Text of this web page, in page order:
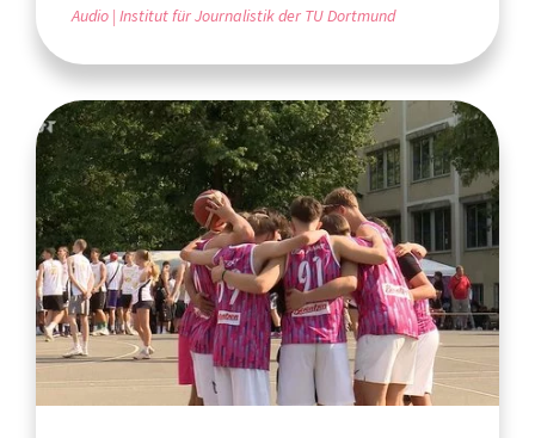
Audio Institut für Journalistik der TU Dortmund